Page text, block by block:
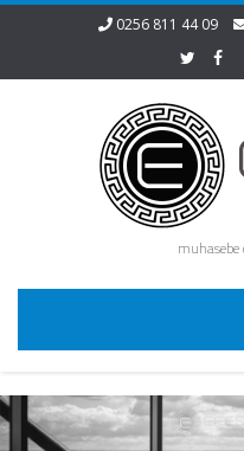
0256 811 44 09